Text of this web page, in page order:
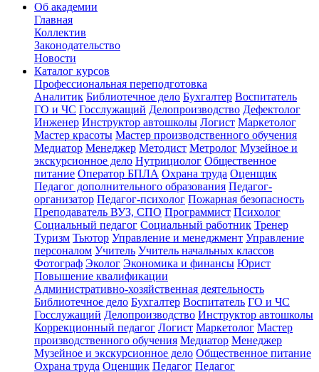
Об академии
Главная
Коллектив
Законодательство
Новости
Каталог курсов
Профессиональная переподготовка
Аналитик Библиотечное дело Бухгалтер Воспитатель
ГО и ЧС Госслужащий Делопроизводство Дефектолог
Инженер Инструктор автошколы Логист Маркетолог
Мастер красоты Мастер производственного обучения
Медиатор Менеджер Методист Метролог Музейное и
экскурсионное дело Нутрициолог Общественное
питание Оператор БПЛА Охрана труда Оценщик
Педагог дополнительного образования Педагог-
организатор Педагог-психолог Пожарная безопасность
Преподаватель ВУЗ, СПО Программист Психолог
Социальный педагог Социальный работник Тренер
Туризм Тьютор Управление и менеджмент Управление
персоналом Учитель Учитель начальных классов
Фотограф Эколог Экономика и финансы Юрист
Повышение квалификации
Административно-хозяйственная деятельность
Библиотечное дело Бухгалтер Воспитатель ГО и ЧС
Госслужащий Делопроизводство Инструктор автошколы
Коррекционный педагог Логист Маркетолог Мастер
производственного обучения Медиатор Менеджер
Музейное и экскурсионное дело Общественное питание
Охрана труда Оценщик Педагог Педагог